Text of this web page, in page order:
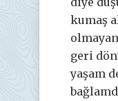
kumaş
geri
yaşam